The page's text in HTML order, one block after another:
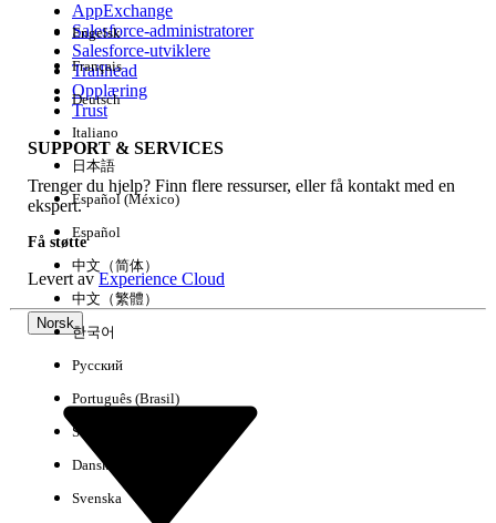
Erfaring
Fjern alle Utført
AppExchange
Salesforce-administratorer
Salesforce-utviklere
Trailhead
Opplæring
Trust
SUPPORT & SERVICES
Trenger du hjelp? Finn flere ressurser, eller få kontakt med en
ekspert.
Få støtte
Levert avExperience Cloud
Norsk
Engelsk
Français
Deutsch
Italiano
日本語
Español (México)
Español
中文（简体）
中文（繁體）
한국어
Русский
Português (Brasil)
Suomi
Dansk
Svenska